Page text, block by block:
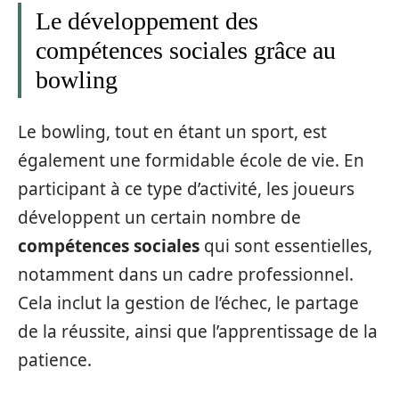
Le développement des
compétences sociales grâce au
bowling
Le bowling, tout en étant un sport, est
également une formidable école de vie. En
participant à ce type d’activité, les joueurs
développent un certain nombre de
compétences sociales qui sont essentielles,
notamment dans un cadre professionnel.
Cela inclut la gestion de l’échec, le partage
de la réussite, ainsi que l’apprentissage de la
patience.